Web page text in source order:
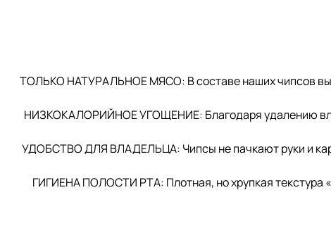
ТОЛЬКО НАТУРАЛЬНОЕ МЯСО: В составе наших чипсов вы
НИЗКОКАЛОРИЙНОЕ УГОЩЕНИЕ: Благодаря удалению
УДОБСТВО ДЛЯ ВЛАДЕЛЬЦА: Чипсы не пачкают руки и
ГИГИЕНА ПОЛОСТИ РТА: Плотная, но хрупкая текстура